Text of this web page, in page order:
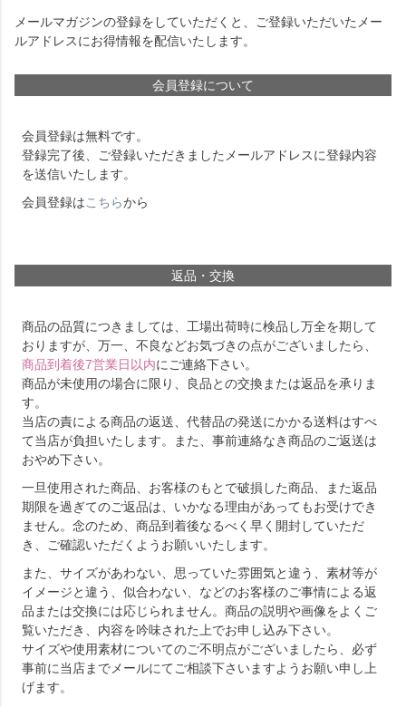
メールマガジンの登録をしていただくと、ご登録いただいたメー
ルアドレスにお得情報を配信いたします。
会員登録について
会員登録は無料です。
登録完了後、ご登録いただきましたメールアドレスに登録内容
を送信いたします。
会員登録はこちらから
返品・交換
商品の品質につきましては、工場出荷時に検品し万全を期して
おりますが、万一、不良などお気づきの点がございましたら、
商品到着後7営業日以内にご連絡下さい。
商品が未使用の場合に限り、良品との交換または返品を承りま
す。
当店の責による商品の返送、代替品の発送にかかる送料はすべ
て当店が負担いたします。また、事前連絡なき商品のご返送は
おやめ下さい。
一旦使用された商品、お客様のもとで破損した商品、また返品
期限を過ぎてのご返品は、いかなる理由があってもお受けでき
ません。念のため、商品到着後なるべく早く開封していただ
き、ご確認いただくようお願いいたします。
また、サイズがあわない、思っていた雰囲気と違う、素材等が
イメージと違う、似合わない、などのお客様のご事情による返
品または交換には応じられません。商品の説明や画像をよくご
覧いただき、内容を吟味された上でお申し込み下さい。
サイズや使用素材についてのご不明点がございましたら、必ず
事前に当店までメールにてご相談下さいますようお願い申し上
げます。